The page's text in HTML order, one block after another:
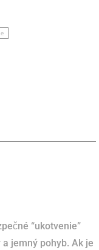
“ukotvenie”
jemný pohyb. Ak je